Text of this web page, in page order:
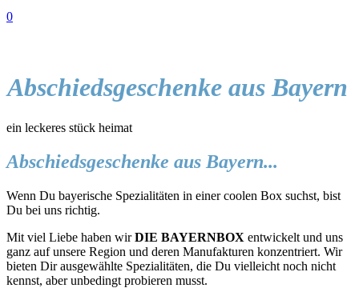
0
Abschiedsgeschenke aus Bayern
ein leckeres stück heimat
Abschiedsgeschenke aus Bayern...
Wenn Du bayerische Spezialitäten in einer coolen Box suchst, bist
Du bei uns richtig.
Mit viel Liebe haben wirDIE BAYERNBOX entwickelt und uns
ganz auf unsere Region und deren Manufakturen konzentriert. Wir
bieten Dir ausgewählte Spezialitäten, die Du vielleicht noch nicht
kennst, aber unbedingt probieren musst.